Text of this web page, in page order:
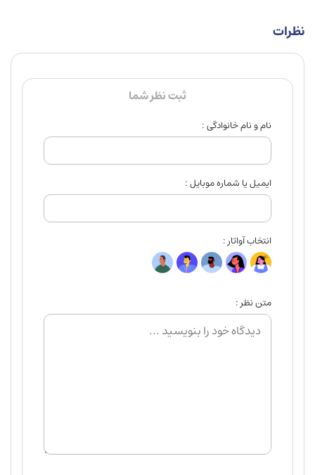
نظرات
ثبت نظر شما
نام و نام خانوادگی :
ایمیل یا شماره موبایل :
انتخاب آواتار :
متن نظر :